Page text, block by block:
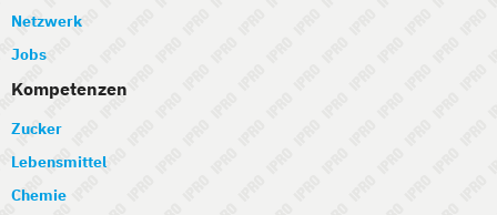
Netzwerk
Jobs
Kompetenzen
Zucker
Lebensmittel
Chemie